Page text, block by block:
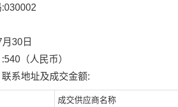
030002
30日
540 （人民币）
系地址及成交金额:
成交供应商名称